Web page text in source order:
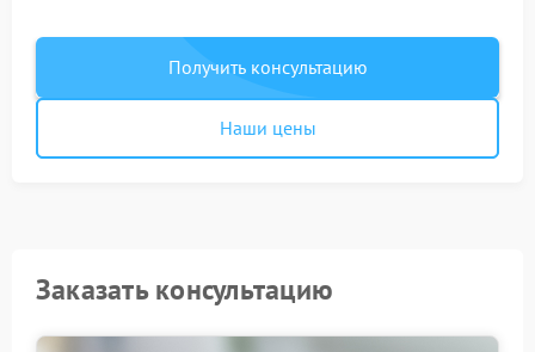
Получить консультацию
Наши цены
Заказать консультацию